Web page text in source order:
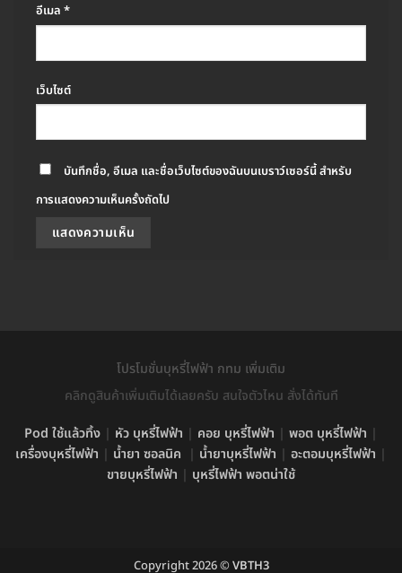
อีเมล *
เว็บไซต์
บันทึกชื่อ, อีเมล และชื่อเว็บไซต์ของฉันบนเบราว์เซอร์นี้ สำหรับ
การแสดงความเห็นครั้งถัดไป
โปรโมชั่นบุหรี่ไฟฟ้า กทม เพิ่มเติม
คลิกดูสินค้าเพิ่มเติมได้เลยครับ สนใจตัวไหน สั่งได้ทันที
Pod ใช้แล้วทิ้ง | หัว บุหรี่ไฟฟ้า | คอย บุหรี่ไฟฟ้า | พอต บุหรี่ไฟฟ้า |
เครื่องบุหรี่ไฟฟ้า | น้ำยา ซอลนิค | น้ำยาบุหรี่ไฟฟ้า | อะตอมบุหรี่ไฟฟ้า |
ขายบุหรี่ไฟฟ้า | บุหรี่ไฟฟ้า พอตน่าใช้
Copyright 2026 © VBTH3